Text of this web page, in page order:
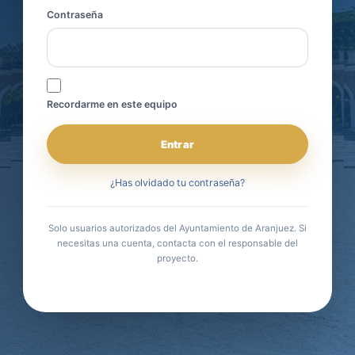
Contraseña
Recordarme en este equipo
Entrar
¿Has olvidado tu contraseña?
Solo usuarios autorizados del Ayuntamiento de Aranjuez. Si
necesitas una cuenta, contacta con el responsable del
proyecto.